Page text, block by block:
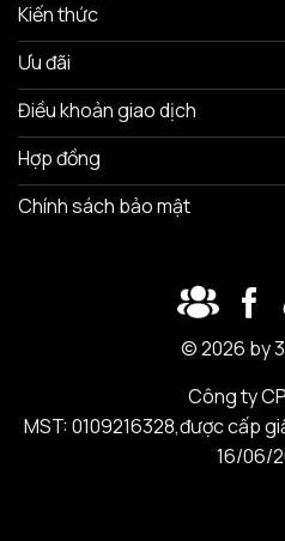
Kiến thức
Ưu đãi
Điều khoản giao dịch
Hợp đồng
Chính sách bảo mật
© 2026 by
Công ty
MST: 0109216328,được cấp
16/06/